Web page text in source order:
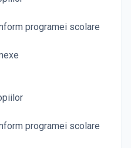
programei scolare
programei scolare